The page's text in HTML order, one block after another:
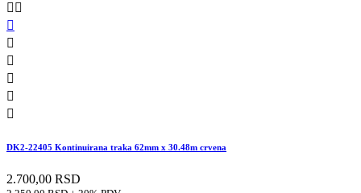
 






DK2-22405 Kontinuirana traka 62mm x 30.48m crvena
2.700,00 RSD